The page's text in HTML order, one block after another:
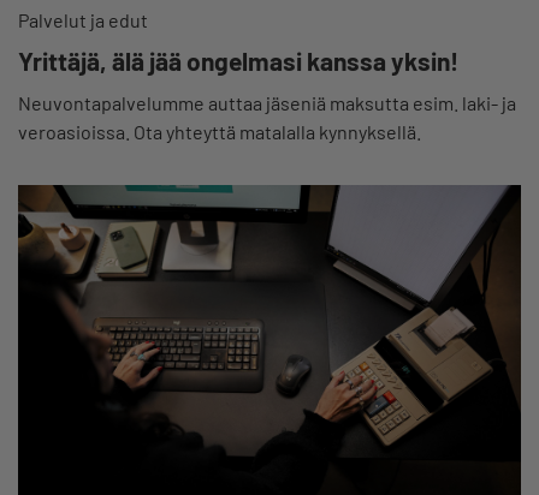
Palvelut ja edut
Yrittäjä, älä jää ongelmasi kanssa yksin!
Neuvontapalvelumme auttaa jäseniä maksutta esim. laki- ja
veroasioissa. Ota yhteyttä matalalla kynnyksellä.